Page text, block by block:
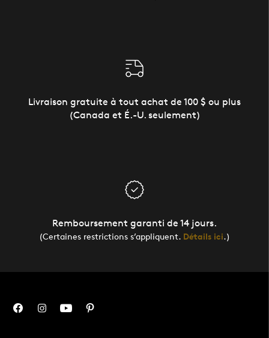
Livraison gratuite à tout achat de 100 $ ou plus
(Canada et É.-U. seulement)
Remboursement garanti de 14 jours.
(Certaines restrictions s’appliquent. Détails ici.)